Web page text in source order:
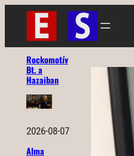
Ugrás
tartalomhoz
Rockomotív
Bt. a
Hazaiban
2026-08-07
Alma